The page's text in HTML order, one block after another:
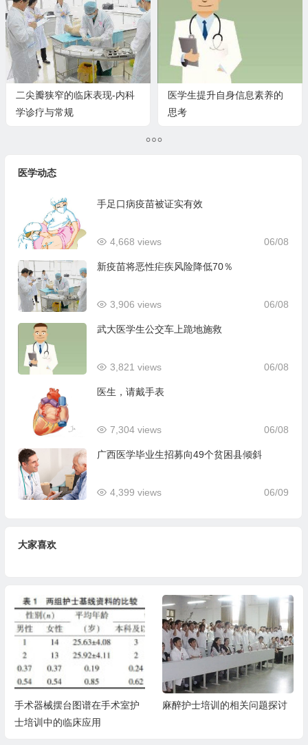
二尖瓣狭窄的临床表现-内科
学诊疗与常规
医学生提升自身信息素养的
思考
医学动态
手足口病疫苗被证实有效
06/08
4,668 views
新疫苗将恶性疟疾风险降低70％
06/08
3,906 views
武大医学生公交车上跪地施救
06/08
3,821 views
医生，请戴手表
06/08
7,304 views
广西医学毕业生招募向49个贫困县倾斜
06/09
4,399 views
大家喜欢
手术器械摆台图谱在手术室护
士培训中的临床应用
麻醉护士培训的相关问题探讨